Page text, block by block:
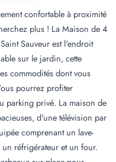
confortable à proximité
plus ! La Maison de 4
Sauveur est l'endroit
sur le jardin, cette
commodités dont vous
pourrez profiter
parking privé. La maison de
d'une télévision par
comprenant un lave-
réfrigérateur et un four.